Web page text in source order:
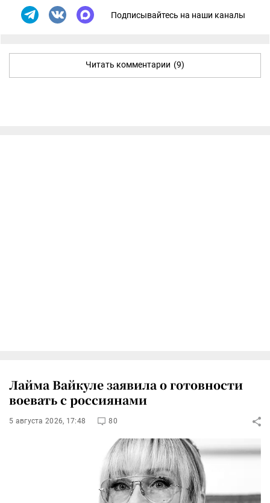
Подписывайтесь на наши каналы
Читать комментарии (9)
Лайма Вайкуле заявила о готовности
воевать с россиянами
5 августа 2026, 17:48 80